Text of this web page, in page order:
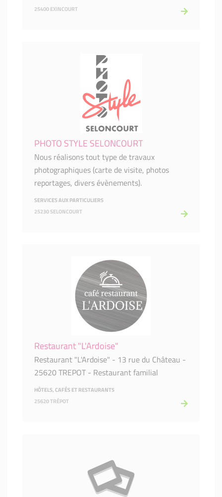
25400 EXINCOURT
PHOTO STYLE SELONCOURT
Nous réalisons tout type de travaux
photographiques (carte de visite, photos
reportages, divers évènements).
SERVICES AUX PARTICULIERS
25230 SELONCOURT
Restaurant "L'Ardoise"
Restaurant "L'Ardoise" - 13 rue du Château -
25620 TREPOT - Restaurant familial
HÔTELS, CAFÉS ET RESTAURANTS
25620 TRÉPOT